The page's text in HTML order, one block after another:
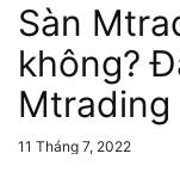
Sàn
không?
Mtrading
11 Tháng 7, 2022